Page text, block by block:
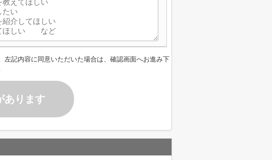
左記内容に同意いただいた場合は、確認画面へお進み下
あります